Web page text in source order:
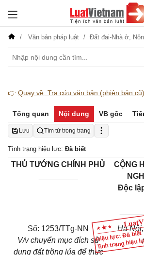
Văn bản pháp luật Đất đai-Nhà ở,
👉 Quay về: Tra cứu văn bản (phiên bản cũ)
Tổng quan Nội dung VB gốc
Lưu Tìm từ trong trang
Tình trạng hiệu lực: Đã biết
Hiệu lực: Đã biết
Tình trạng hiệu
THỦ TƯỚNG CHÍNH PHỦ
CỘNG
Độc
Số: 1253/TTg-NN
V/v chuyển mục đích sử
dụng đất trồng lúa để thực
Hà Nội